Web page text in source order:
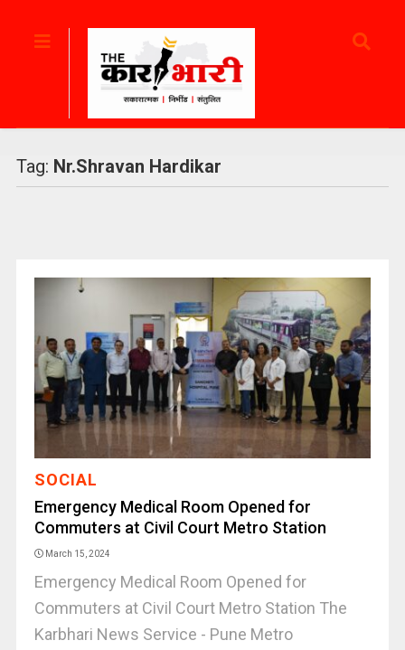
Tag: Nr.Shravan Hardikar
SOCIAL
Emergency Medical Room Opened for
Commuters at Civil Court Metro Station
March 15, 2024
Emergency Medical Room Opened for
Commuters at Civil Court Metro Station The
Karbhari News Service - Pune Metro